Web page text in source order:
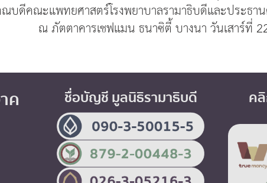
บดีคณะแพทยศาสตร์โรงพยาบาลรามาธิบดีและประธา
ณ ภัตตาคารเชฟแมน ธนาซิตี้ บางนา วันเสาร์ที่
ค ชื่อบัญชี มูลนิธิรามาธิบดี ค